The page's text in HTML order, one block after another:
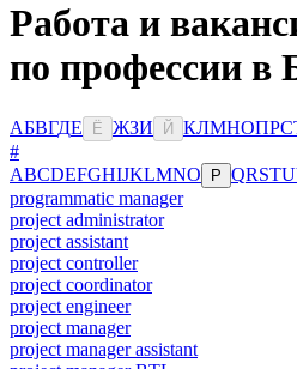
Работа и
по профессии в
АБВГДЕ Ё ЖЗИ Й КЛМНОПРС
#
ABCDEFGHIJKLMNO P QRSTU
programmatic manager
project administrator
project assistant
project controller
project coordinator
project engineer
project manager
project manager assistant